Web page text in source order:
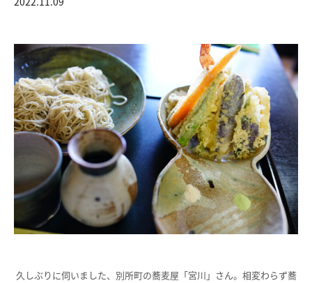
久しぶりに伺いました、別所町の蕎麦屋「宮川」さん。相変わらず蕎